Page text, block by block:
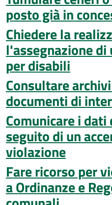
posto già in
Chiedere la
l'assegnazione
per disabili
Consultare
documenti di
Comunicare i
seguito di un
violazione
Fare ricorso per
a Ordinanze e